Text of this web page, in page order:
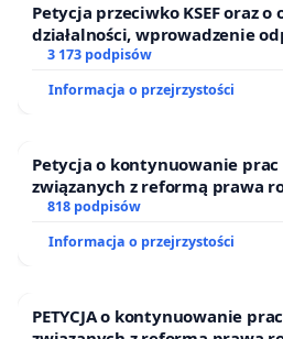
Petycja przeciwko KSEF oraz
działalności, wprowadzenie
finansowej kluczowych
3 173 podpisów
Informacja o przejrzystości
Petycja o kontynuowanie
związanych z reformą prawa
818 podpisów
Informacja o przejrzystości
PETYCJA o kontynuowanie